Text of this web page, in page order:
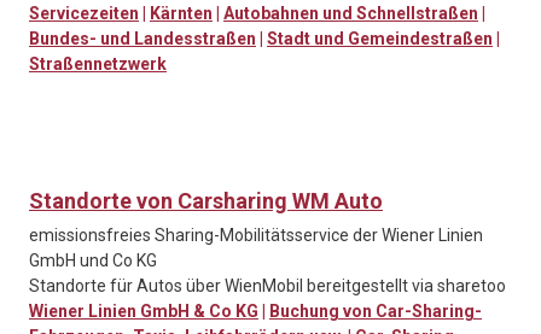
Servicezeiten
Kärnten Autobahnen und Schnellstraßen
Bundes- und Landesstraßen
Stadt und Gemeindestraßen
Straßennetzwerk
Standorte von Carsharing WM Auto
emissionsfreies Sharing-Mobilitätsservice der Wiener Linien
GmbH und Co KG
Standorte für Autos über WienMobil bereitgestellt via sharetoo
Wiener Linien GmbH & Co KG
Buchung von Car-Sharing-